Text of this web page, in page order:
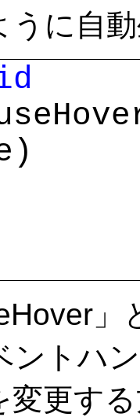
うに自
」
ントハ
変更す